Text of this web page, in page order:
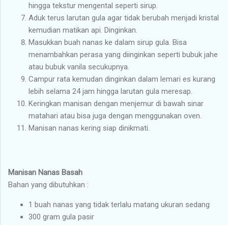
hingga tekstur mengental seperti sirup.
Aduk terus larutan gula agar tidak berubah menjadi kristal
kemudian matikan api. Dinginkan.
Masukkan buah nanas ke dalam sirup gula. Bisa
menambahkan perasa yang diinginkan seperti bubuk jahe
atau bubuk vanila secukupnya.
Campur rata kemudan dinginkan dalam lemari es kurang
lebih selama 24 jam hingga larutan gula meresap.
Keringkan manisan dengan menjemur di bawah sinar
matahari atau bisa juga dengan menggunakan oven.
Manisan nanas kering siap dinikmati.
Manisan Nanas Basah
Bahan yang dibutuhkan :
1 buah nanas yang tidak terlalu matang ukuran sedang
300 gram gula pasir